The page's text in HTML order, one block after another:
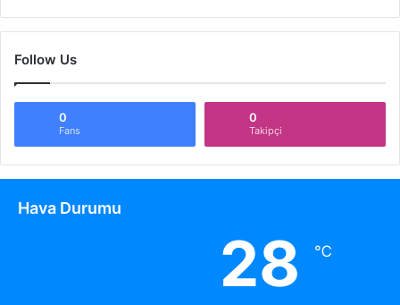
Follow Us
0
Fans
0
Takipçi
Hava Durumu
28 ℃